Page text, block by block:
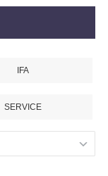
IFA
SERVICE